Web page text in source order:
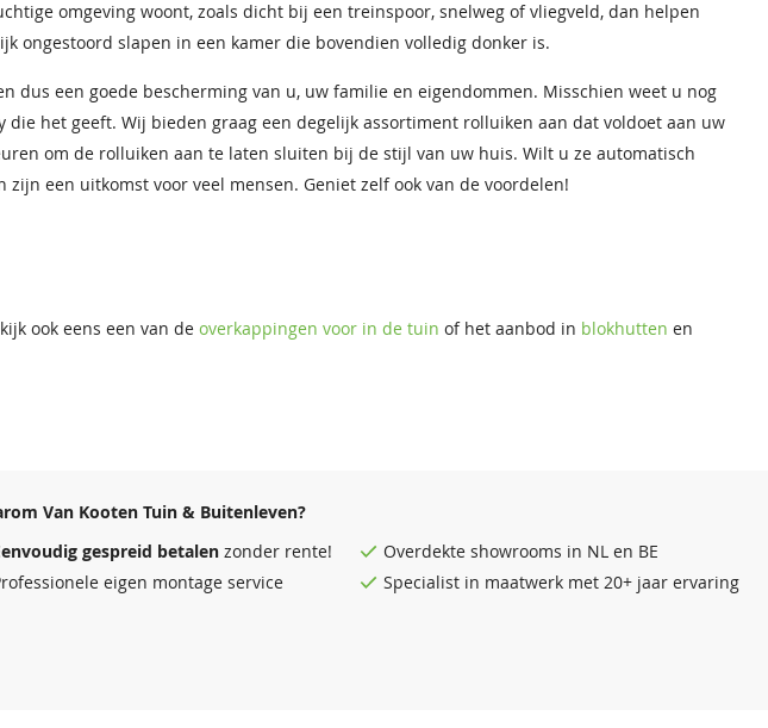
omgeving woont, zoals dicht bij een treinspoor, snelweg of vliegveld, dan helpen
ongestoord slapen in een kamer die bovendien volledig donker is.
dus een goede bescherming van u, uw familie en eigendommen. Misschien weet u nog
die het geeft. Wij bieden graag een degelijk assortiment rolluiken aan dat voldoet aan uw
om de rolluiken aan te laten sluiten bij de stijl van uw huis. Wilt u ze automatisch
een uitkomst voor veel mensen. Geniet zelf ook van de voordelen!
ook eens een van de overkappingen voor in de tuin of het aanbod in blokhutten en
Van Kooten Tuin & Buitenleven?
gespreid betalen zonder rente! Overdekte showrooms in NL en BE
eigen montage service
Specialist in maatwerk met 20+ jaar ervaring